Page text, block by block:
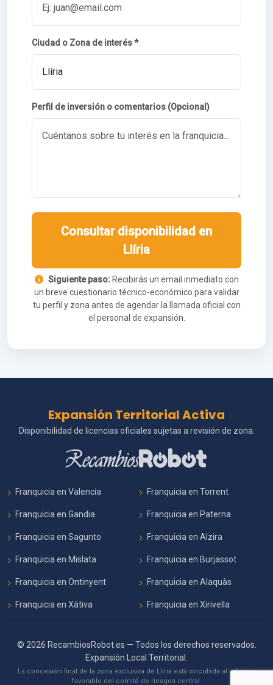
Ciudad o Zona de interés *
Perfil de inversión o comentarios (Opcional)
Consultar disponibilidad en
Llíria
Siguiente paso:Recibirás un email inmediato con
un breve cuestionario técnico-económico para validar
tu perfil y zona antes de agendar la llamada oficial con
el personal de expansión.
Expansión Territorial Activa
Disponibilidad de licencias oficiales sujetas a revisión de zona.
Franquicia en Valencia Franquicia en Torrent
Franquicia en Gandia Franquicia en Paterna
Franquicia en Sagunto Franquicia en Alzira
Franquicia en Mislata Franquicia en Burjassot
Franquicia en Ontinyent Franquicia en Alaquàs
Franquicia en Xàtiva Franquicia en Xirivella
© 2026 RecambiosRobot.es — Todos los derechos reservados.
Expansión Local Territorial.
La concesión final de la zona exclusiva de Llíria está vinculada al informe
favorable del comité de riesgos central.